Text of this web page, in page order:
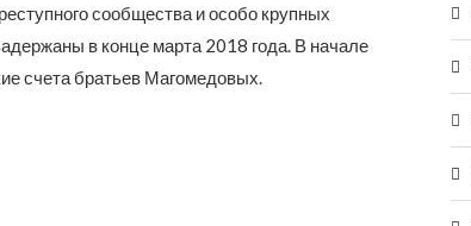
сообщества и особо крупных
в конце марта 2018 года. В начале
счета братьев Магомедовых.